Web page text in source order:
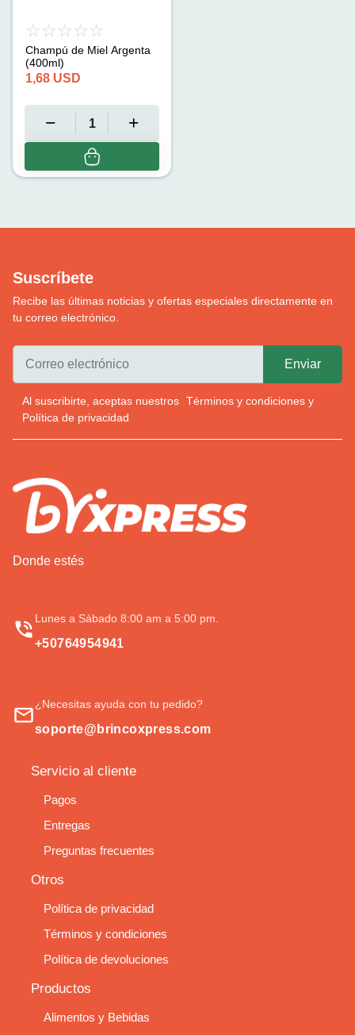
Champú de Miel Argenta
(400ml)
1,68 USD
Suscríbete
Recibe las últimas noticias y ofertas especiales directamente en
tu correo electrónico.
Al suscribirte, aceptas nuestros Términos y condiciones y
Política de privacidad
Donde estés
Lunes a Sábado 8:00 am a 5:00 pm.
+50764954941
¿Necesitas ayuda con tu pedido?
soporte@brincoxpress.com
Servicio al cliente
Pagos
Entregas
Preguntas frecuentes
Otros
Política de privacidad
Términos y condiciones
Política de devoluciones
Productos
Alimentos y Bebidas